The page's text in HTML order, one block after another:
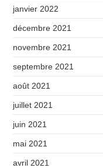
janvier 2022
décembre 2021
novembre 2021
septembre 2021
août 2021
juillet 2021
juin 2021
mai 2021
avril 2021